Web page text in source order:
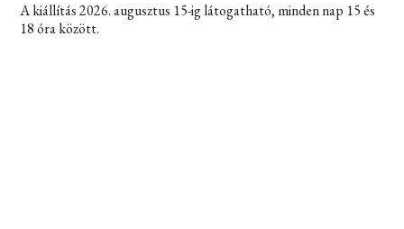
A kiállítás 2026. augusztus 15-ig látogatható, minden nap 15 és
18 óra között.